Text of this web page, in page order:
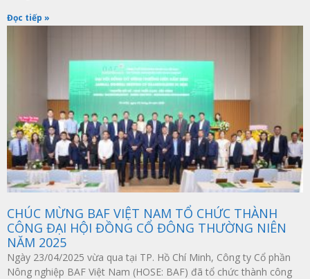
Đọc tiếp »
CHÚC MỪNG BAF VIỆT NAM TỔ CHỨC THÀNH
CÔNG ĐẠI HỘI ĐỒNG CỔ ĐÔNG THƯỜNG NIÊN
NĂM 2025
Ngày 23/04/2025 vừa qua tại TP. Hồ Chí Minh, Công ty Cổ phần
Nông nghiệp BAF Việt Nam (HOSE: BAF) đã tổ chức thành công